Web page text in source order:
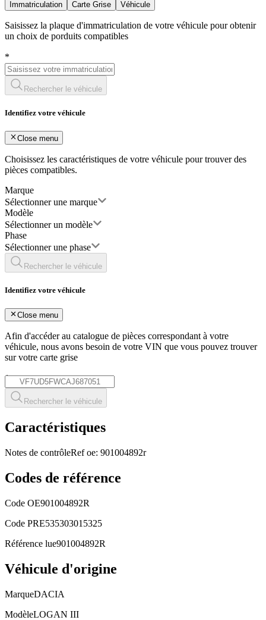
Immatriculation Carte Grise Véhicule
Saisissez la plaque d'immatriculation de votre véhicule pour obtenir
un choix de porduits compatibles
*
Rechercher le véhicule
Identifiez votre véhicule
Close menu
Choisissez les caractéristiques de votre véhicule pour trouver des
pièces compatibles.
Marque
Sélectionner une marque
Modèle
Sélectionner un modèle
Phase
Sélectionner une phase
Rechercher le véhicule
Identifiez votre véhicule
Close menu
Afin d'accéder au catalogue de pièces correspondant à votre
véhicule, nous avons besoin de votre VIN que vous pouvez trouver
sur votre carte grise
*
Rechercher le véhicule
Caractéristiques
Notes de contrôleRef oe: 901004892r
Codes de référence
Code OE901004892R
Code PRE535303015325
Référence lue901004892R
Véhicule d'origine
MarqueDACIA
ModèleLOGAN III